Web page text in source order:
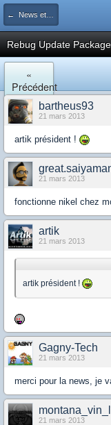
← News et actualités postées sur LS
Rebug Update
«
Précédent
bartheus93
21 mars 2013
artik président !
21 mars 2013
fonctionne nikel chez
artik
21 mars 2013
artik président !
Gagny-Tech
21 mars 2013
merci pour la news, je
21 mars 2013